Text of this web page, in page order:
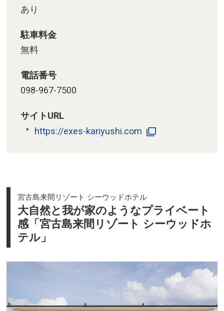
あり
駐車料金
無料
電話番号
098-967-7500
サイトURL
https://exes-kariyushi.com
宮古島来間リゾート シーウッドホテル
大自然と我が家のようなプライベート
感「宮古島来間リゾート シーウッドホ
テル」